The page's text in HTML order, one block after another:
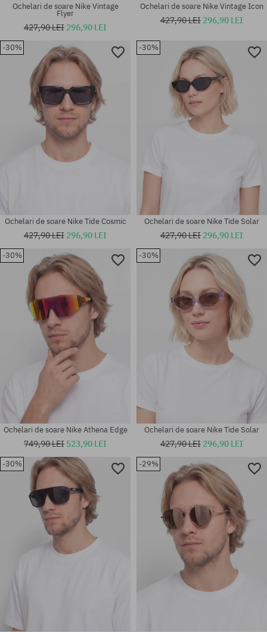
mărime universală mărime universală
mărime universală
Ochelari de soare Nike Vintage
Flyer
427,90 LEI 296,90 LEI
mărime universală
Ochelari de soare Nike Vintage Icon
427,90 LEI 296,90 LEI
-30%
mărime universală
Ochelari de soare Nike Tide Cosmic
427,90 LEI 296,90 LEI
-30%
mărime universală
Ochelari de soare Nike Tide Solar
427,90 LEI 296,90 LEI
-30%
Ochelari de soare Nike Athena Edge
749,90 LEI 523,90 LEI
-30%
Ochelari de soare Nike Tide Solar
427,90 LEI 296,90 LEI
-30% -29%